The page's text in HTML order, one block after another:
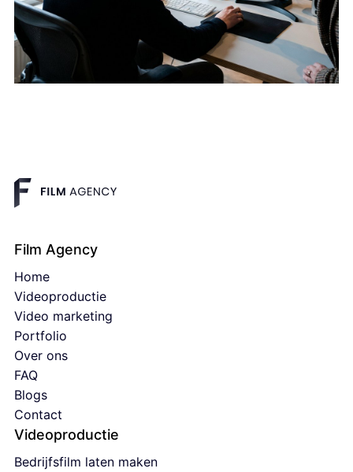
Film Agency
Home
Videoproductie
Video marketing
Portfolio
Over ons
FAQ
Blogs
Contact
Videoproductie
Bedrijfsfilm laten maken